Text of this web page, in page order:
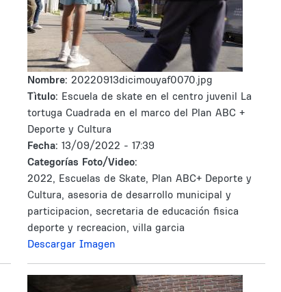
Nombre: 20220913dicimouyaf0070.jpg
Tìtulo: Escuela de skate en el centro juvenil La
tortuga Cuadrada en el marco del Plan ABC +
Deporte y Cultura
Fecha: 13/09/2022 - 17:39
Categorías Foto/Video:
2022, Escuelas de Skate, Plan ABC+ Deporte y
Cultura, asesoria de desarrollo municipal y
participacion, secretaria de educación fisica
deporte y recreacion, villa garcia
Descargar Imagen